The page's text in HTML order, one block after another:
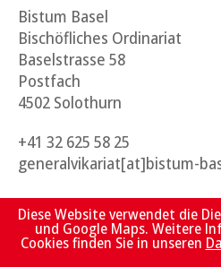
Bistum Basel
Bischöfliches Ordinariat
Baselstrasse 58
Postfach
4502 Solothurn
+41 32 625 58 25
generalvikariat[at]bistum-
Quicklinks
Diese Website verwendet die
und Google Maps. Weitere
Cookies finden Sie in unseren